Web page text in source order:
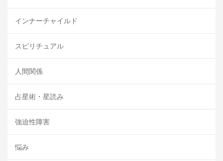
インナーチャイルド
スピリチュアル
人間関係
占星術・星読み
強迫性障害
悩み